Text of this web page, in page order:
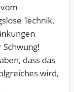
Technik.
dass das
wird,